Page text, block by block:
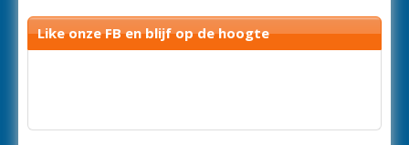
Like onze FB en blijf op de hoogte